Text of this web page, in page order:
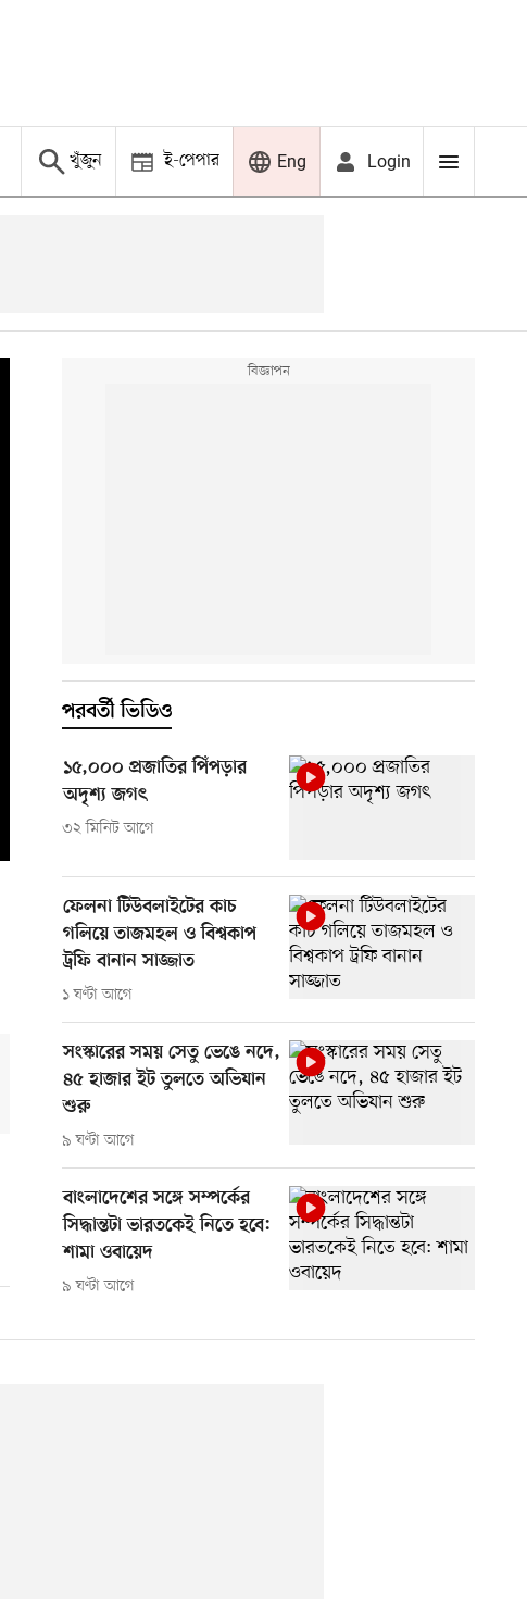
খুঁজুন ই-পেপার Eng Login
পরবর্তী ভিডিও
১৫,০০০ প্রজাতির পিঁপড়ার
অদৃশ্য জগৎ
৩২ মিনিট আগে
ফেলনা টিউবলাইটের কাচ
গলিয়ে তাজমহল ও বিশ্বকাপ
ট্রফি বানান সাজ্জাত
১ ঘণ্টা আগে
সংস্কারের সময় সেতু ভেঙে নদে,
৪৫ হাজার ইট তুলতে অভিযান
শুরু
৯ ঘণ্টা আগে
বাংলাদেশের সঙ্গে সম্পর্কের
সিদ্ধান্তটা ভারতকেই নিতে হবে:
শামা ওবায়েদ
৯ ঘণ্টা আগে